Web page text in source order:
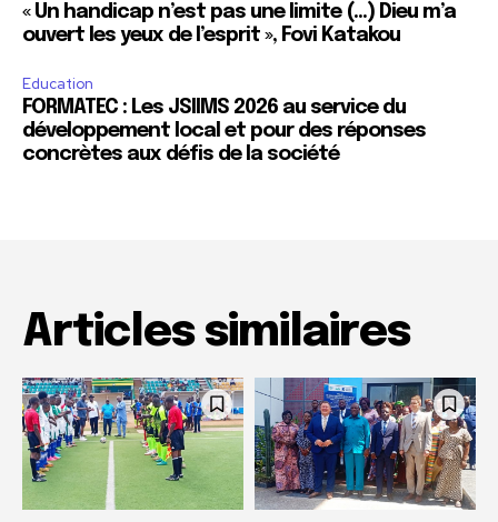
« Un handicap n’est pas une limite (…) Dieu m’a
ouvert les yeux de l’esprit », Fovi Katakou
Education
FORMATEC : Les JSIIMS 2026 au service du
développement local et pour des réponses
concrètes aux défis de la société
Articles similaires